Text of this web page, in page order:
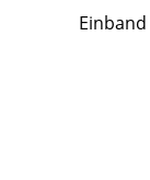
Einband